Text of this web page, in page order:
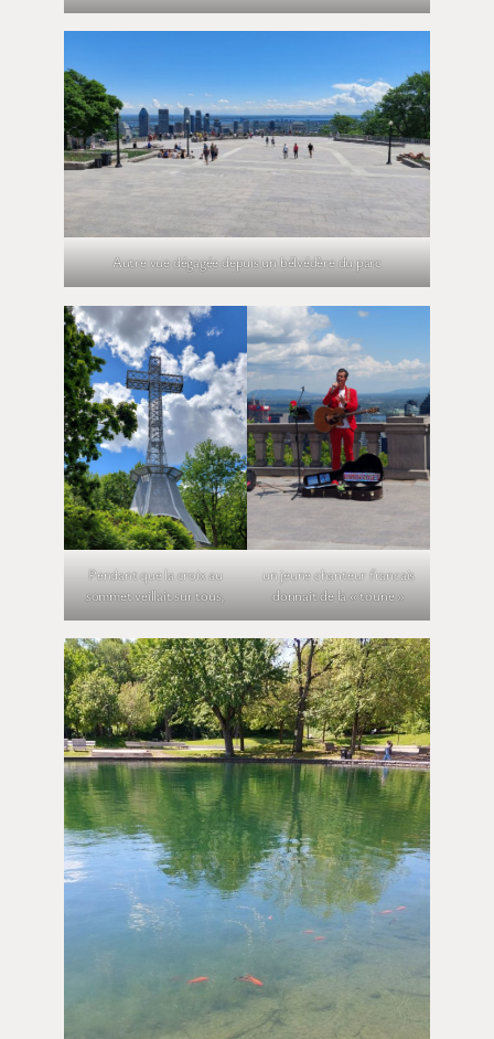
Autre vue dégagée depuis un bélvédère du parc
Pendant que la croix au
sommet veillait sur tous,
un jeune chanteur francais
donnait de la « toune »